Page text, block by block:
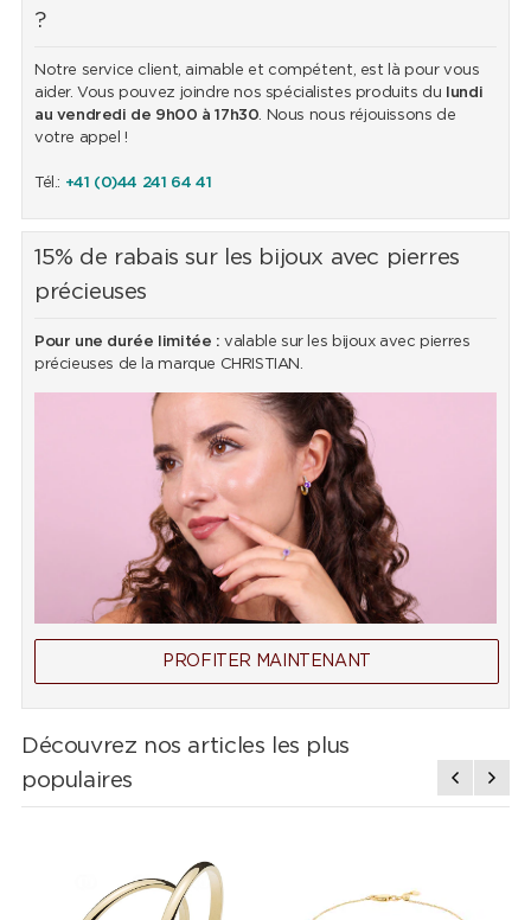
?
Notre service client, aimable et compétent, est là pour vous
aider. Vous pouvez joindre nos spécialistes produits du
lundi
au vendredi de 9h00 à 17h30. Nous nous réjouissons de
votre appel !
Tél.: +41 (0)44 241 64 41
15% de rabais sur les bijoux avec pierres
précieuses
Pour une durée limitée : valable sur les bijoux avec pierres
précieuses de la marque CHRISTIAN.
PROFITER MAINTENANT
Découvrez nos articles les plus
populaires